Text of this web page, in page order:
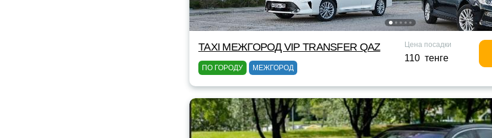
TAXI МЕЖГОРОД VIP TRANSFER QАZ
ПО ГОРОДУ МЕЖГОРОД
Цена посадки
110 тенге